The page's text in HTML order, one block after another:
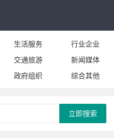
生活服务
行业企业
交通旅游
新闻媒体
政府组织 综合其他
立即搜索